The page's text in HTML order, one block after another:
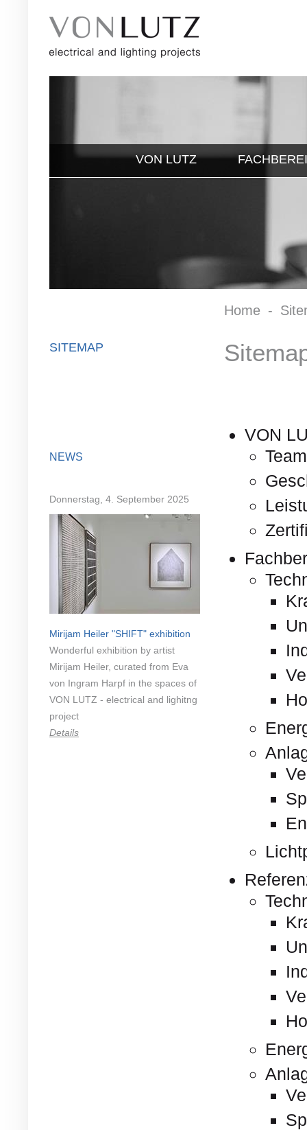
VON LUTZ
SITEMAP
NEWS
Donnerstag, 4. September 2025
Mirijam Heiler "SHIFT" exhibition
Wonderful exhibition by artist
Mirijam Heiler, curated from Eva
von Ingram Harpf in the spaces of
VON LUTZ - electrical and lighitng
project
Details
Home -
VON
Team